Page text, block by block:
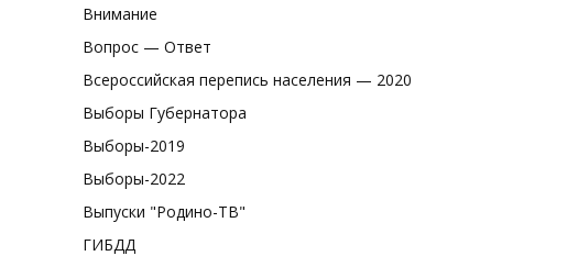
Внимание
Вопрос — Ответ
Всероссийская перепись населения — 2020
Выборы Губернатора
Выборы-2019
Выборы-2022
Выпуски "Родино-ТВ"
ГИБДД